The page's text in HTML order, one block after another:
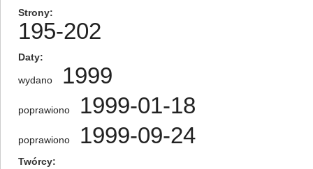
Strony
195-202
Daty
wydano 1999
poprawiono 1999-01-18
poprawiono 1999-09-24
Twórcy